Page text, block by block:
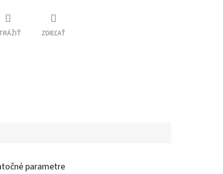
ZDIEĽAŤ
parametre